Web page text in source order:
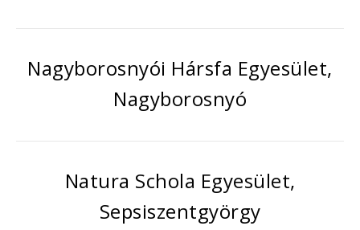
Nagyborosnyói Hársfa Egyesület,
Nagyborosnyó
Natura Schola Egyesület,
Sepsiszentgyörgy